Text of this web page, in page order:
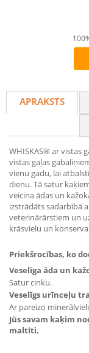
APRAKSTS
WHISKAS® ar vistas
vistas gaļas
vienu gadu, lai
dienu. Tā satur
veicina ādas un
izstrādāts sadarbībā
veterinārārstiem un
krāsvielu un
Priekšrocības, ko
Veselīga āda un
Satur cinku.
Veselīgs urīnceļu
Ar pareizo
Jūs savam kaķim
maltīti.